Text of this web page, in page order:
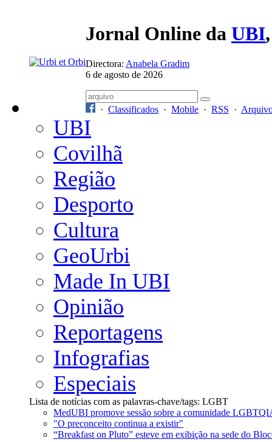
Jornal Online da UBI
Directora: Anabela Gradim
6 de agosto de 2026
· Classificados · Mobile · RSS ·
UBI
Covilhã
Região
Desporto
Cultura
GeoUrbi
Made In UBI
Opinião
Reportagens
Infografias
Especiais
Lista de notícias com as palavras-chave/tags: LGBT
MedUBI promove sessão sobre a comunidade
"O preconceito continua a existir"
“Breakfast on Pluto” esteve em exibição na sede do